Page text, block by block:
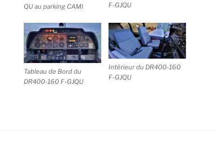
QU au parking CAMI
F-GJQU
Tableau de Bord du
DR400-160 F-GJQU
Intérieur du DR400-160
F-GJQU